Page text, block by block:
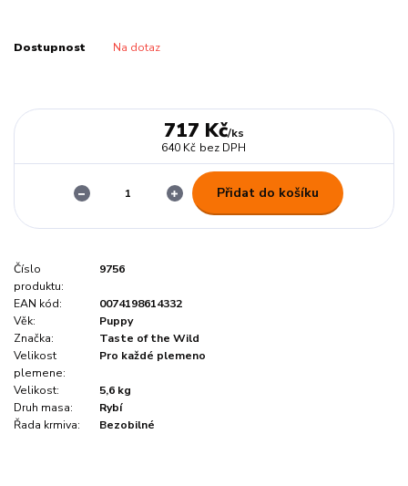
Dostupnost Na dotaz
717 Kč/ks
640 Kč bez DPH
Přidat do košíku
Číslo
produktu:
9756
EAN kód:
0074198614332
Věk:
Puppy
Značka:
Taste of the Wild
Velikost
plemene:
Pro každé plemeno
Velikost:
5,6 kg
Druh masa:
Rybí
Řada krmiva:
Bezobilné